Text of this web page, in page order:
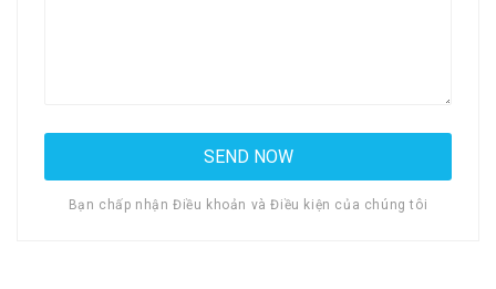
Bạn chấp nhận Điều khoản và Điều kiện của chúng tôi